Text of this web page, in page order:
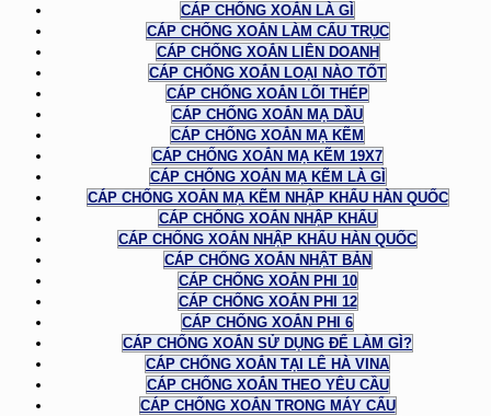
CÁP CHỐNG XOẮN LÀ GÌ
CÁP CHỐNG XOẮN LÀM CẨU TRỤC
CÁP CHỐNG XOẮN LIÊN DOANH
CÁP CHỐNG XOẮN LOẠI NÀO TỐT
CÁP CHỐNG XOẮN LÕI THÉP
CÁP CHỐNG XOẮN MẠ DẦU
CÁP CHỐNG XOẮN MẠ KẼM
CÁP CHỐNG XOẮN MẠ KẼM 19X7
CÁP CHỐNG XOẮN MẠ KẼM LÀ GÌ
CÁP CHỐNG XOẮN MẠ KẼM NHẬP KHẨU HÀN QUỐC
CÁP CHỐNG XOẮN NHẬP KHẨU
CÁP CHỐNG XOẮN NHẬP KHẨU HÀN QUỐC
CÁP CHỐNG XOẮN NHẬT BẢN
CÁP CHỐNG XOẮN PHI 10
CÁP CHỐNG XOẮN PHI 12
CÁP CHỐNG XOẮN PHI 6
CÁP CHỐNG XOẮN SỬ DỤNG ĐỂ LÀM GÌ?
CÁP CHỐNG XOẮN TẠI LÊ HÀ VINA
CÁP CHỐNG XOẮN THEO YÊU CẦU
CÁP CHỐNG XOẮN TRONG MÁY CẨU